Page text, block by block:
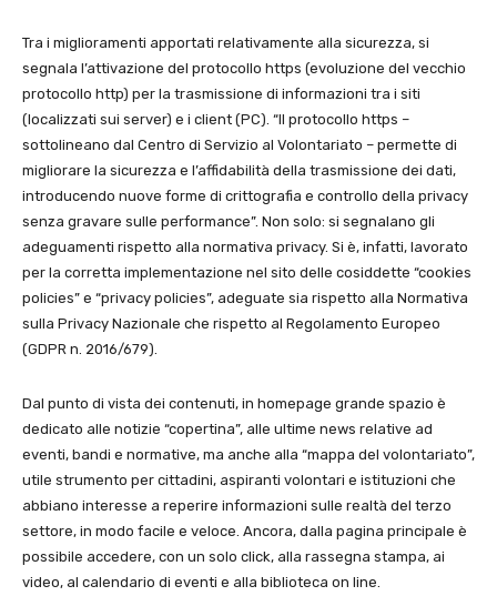
Tra i miglioramenti apportati relativamente alla sicurezza, si
segnala l’attivazione del protocollo https (evoluzione del vecchio
protocollo http) per la trasmissione di informazioni tra i siti
(localizzati sui server) e i client (PC). “Il protocollo https –
sottolineano dal Centro di Servizio al Volontariato – permette di
migliorare la sicurezza e l’affidabilità della trasmissione dei dati,
introducendo nuove forme di crittografia e controllo della privacy
senza gravare sulle performance”. Non solo: si segnalano gli
adeguamenti rispetto alla normativa privacy. Si è, infatti, lavorato
per la corretta implementazione nel sito delle cosiddette “cookies
policies” e “privacy policies”, adeguate sia rispetto alla Normativa
sulla Privacy Nazionale che rispetto al Regolamento Europeo
(GDPR n. 2016/679).
Dal punto di vista dei contenuti, in homepage grande spazio è
dedicato alle notizie “copertina”, alle ultime news relative ad
eventi, bandi e normative, ma anche alla “mappa del volontariato”,
utile strumento per cittadini, aspiranti volontari e istituzioni che
abbiano interesse a reperire informazioni sulle realtà del terzo
settore, in modo facile e veloce. Ancora, dalla pagina principale è
possibile accedere, con un solo click, alla rassegna stampa, ai
video, al calendario di eventi e alla biblioteca on line.